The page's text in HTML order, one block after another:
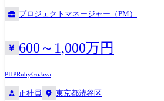
新技術勉強会の開催（マルチエージェント
ューションデザイナー、コーポレートも合わ
企画“として、レーダーチャートの作成/予想
パーバイザー)がつきます。 一方で大型案件等
必要に応じて増加します。 ●裁量の大きさについて 弊社はAIコンサルテ
としています。 AIソリューションを提供する
して実行できればと考えているので、提供元
な裁量の大きい環境で自らのプロフェッショ
客様が設計した問題に対してその問題設計に
(採用、評価、育成等) ●このような想いを実現されたい方にご応募いただ
きたいです。 1.機械学習を用いた社会実装、
中心です。 技術はあくまでツールとして捉え
ることを主眼に置いていることを重要視する
負しています。 弊社はオーダーメイドによるAIモデル「カスタムAI」の
プロジェクトマネージャー（PM）
600～1,000万円
PHPRubyGoJava
正社員 東京都渋谷区